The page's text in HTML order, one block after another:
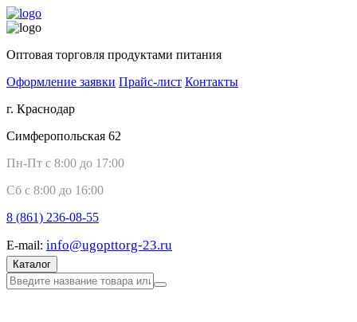
Оптовая торговля продуктами питания
Оформление заявки Прайс-лист Контакты
г. Краснодар
Симферопольская 62
Пн-Пт с 8:00 до 17:00
Сб с 8:00 до 16:00
8 (861) 236-08-55
E-mail: info@ugopttorg-23.ru
Каталог